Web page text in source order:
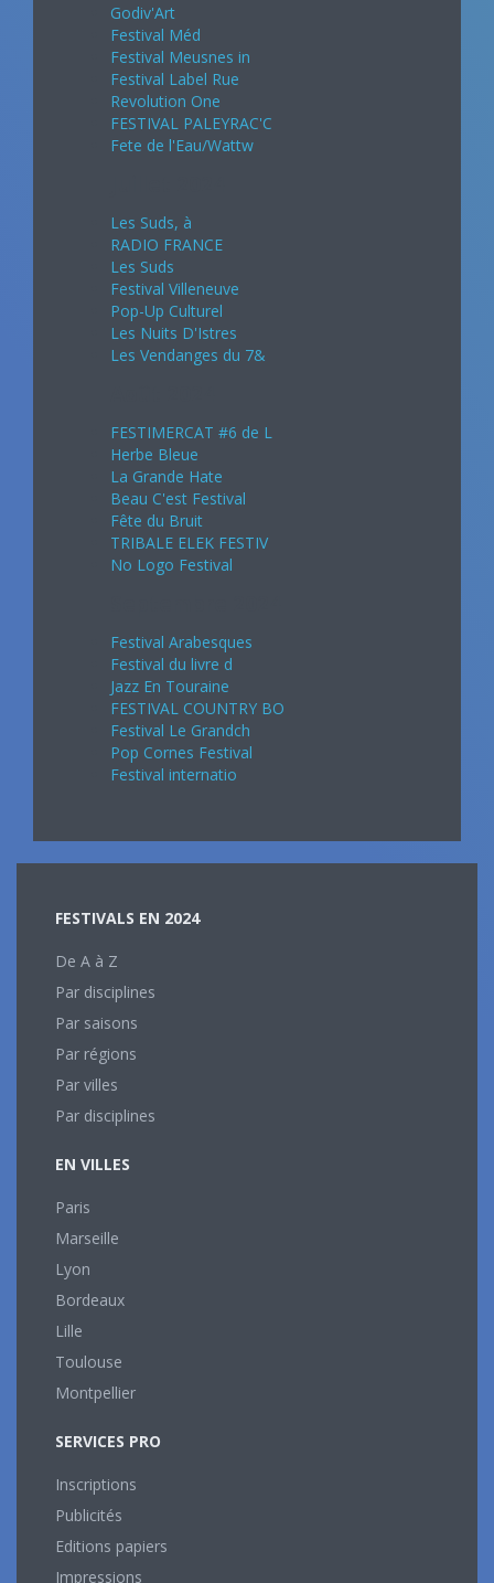
Godiv'Art
Festival Méd
Festival Meusnes in
Festival Label Rue
Revolution One
FESTIVAL PALEYRAC'C
Fete de l'Eau/Wattw
Les Suds, à
RADIO FRANCE
Les Suds
Festival Villeneuve
Pop-Up Culturel
Les Nuits D'Istres
Les Vendanges du 7&
FESTIMERCAT #6 de L
Herbe Bleue
La Grande Hate
Beau C'est Festival
Fête du Bruit
TRIBALE ELEK FESTIV
No Logo Festival
Festival Arabesques
Festival du livre d
Jazz En Touraine
FESTIVAL COUNTRY BO
Festival Le Grandch
Pop Cornes Festival
Festival internatio
FESTIVALS EN 2024
De A à Z
Par disciplines
Par saisons
Par régions
Par villes
Par disciplines
EN VILLES
Paris
Marseille
Lyon
Bordeaux
Lille
Toulouse
Montpellier
SERVICES PRO
Inscriptions
Publicités
Editions papiers
Impressions